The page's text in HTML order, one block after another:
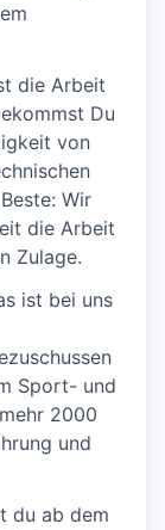
die Arbeit
Du
von
Wir
die Arbeit
Zulage.
ist bei uns
Sport- und
2000
und
du ab dem